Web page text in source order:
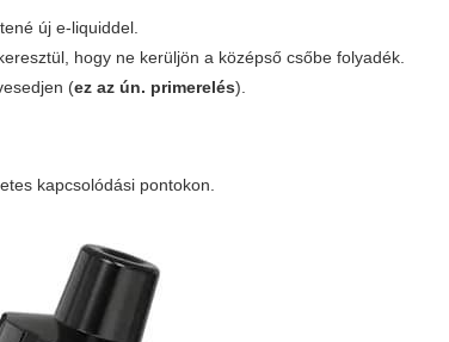
új e-liquiddel.
hogy ne kerüljön a középső csőbe folyadék.
(ez az ún. primerelés).
kapcsolódási pontokon.